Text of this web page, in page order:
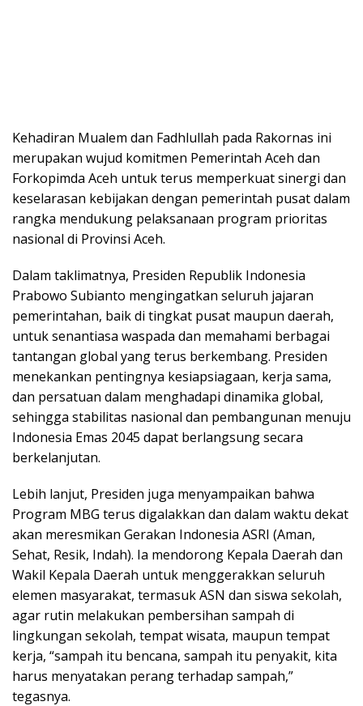
Kehadiran Mualem dan Fadhlullah pada Rakornas ini
merupakan wujud komitmen Pemerintah Aceh dan
Forkopimda Aceh untuk terus memperkuat sinergi dan
keselarasan kebijakan dengan pemerintah pusat dalam
rangka mendukung pelaksanaan program prioritas
nasional di Provinsi Aceh.
Dalam taklimatnya, Presiden Republik Indonesia
Prabowo Subianto mengingatkan seluruh jajaran
pemerintahan, baik di tingkat pusat maupun daerah,
untuk senantiasa waspada dan memahami berbagai
tantangan global yang terus berkembang. Presiden
menekankan pentingnya kesiapsiagaan, kerja sama,
dan persatuan dalam menghadapi dinamika global,
sehingga stabilitas nasional dan pembangunan menuju
Indonesia Emas 2045 dapat berlangsung secara
berkelanjutan.
Lebih lanjut, Presiden juga menyampaikan bahwa
Program MBG terus digalakkan dan dalam waktu dekat
akan meresmikan Gerakan Indonesia ASRI (Aman,
Sehat, Resik, Indah). Ia mendorong Kepala Daerah dan
Wakil Kepala Daerah untuk menggerakkan seluruh
elemen masyarakat, termasuk ASN dan siswa sekolah,
agar rutin melakukan pembersihan sampah di
lingkungan sekolah, tempat wisata, maupun tempat
kerja, “sampah itu bencana, sampah itu penyakit, kita
harus menyatakan perang terhadap sampah,”
tegasnya.